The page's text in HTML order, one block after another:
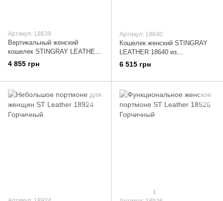
Артикул: 18639
Вертикальный женский
кошелек STINGRAY LEATHER
18639 из натуральной кожи
морского ската Золотистый
4 855 грн
Артикул: 18640
Кошелек женский STINGRAY
LEATHER 18640 из
натуральной кожи морского
ската Золотистый
6 515 грн
1